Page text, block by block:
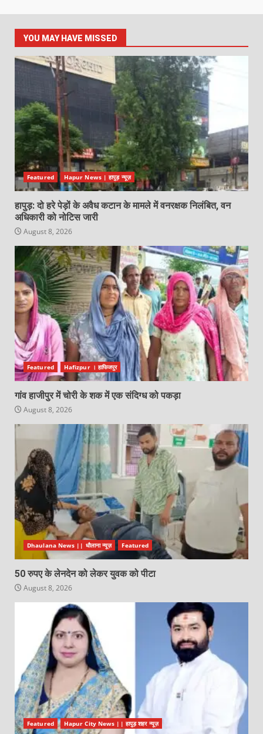
YOU MAY HAVE MISSED
Featured Hapur News | हापुड़ न्यूज़
हापुड़: दो हरे पेड़ों के अवैध कटान के मामले में वनरक्षक निलंबित, वन
अधिकारी को नोटिस जारी
August 8, 2026
Featured Hafizpur । हाफिजपुर
गांव हाजीपुर में चोरी के शक में एक संदिग्ध को पकड़ा
August 8, 2026
Dhaulana News || धौलाना न्यूज़ Featured
50 रुपए के लेनदेन को लेकर युवक को पीटा
August 8, 2026
Featured Hapur City News || हापुड़ शहर न्यूज़